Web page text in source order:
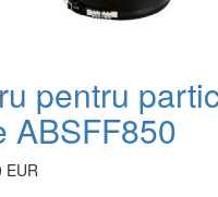
pentru
ABSFF850
EUR